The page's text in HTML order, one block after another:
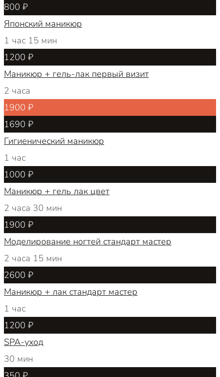
800 ₽
Японский маникюр
1 час 15 мин
1200 ₽
Маникюр + гель-лак первый визит
2 часа
1900 ₽
1690 ₽
Гигиенический маникюр
1 час
1000 ₽
Маникюр + гель лак цвет
2 часа 30 мин
1900 ₽
Моделирование ногтей стандарт мастер
2 часа 15 мин
2600 ₽
Маникюр + лак стандарт мастер
1 час
1200 ₽
SPA-уход
30 мин